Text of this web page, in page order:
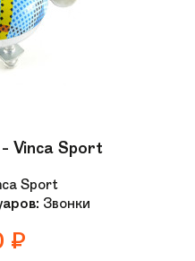
Vinca Sport
Sport
Звонки
₽